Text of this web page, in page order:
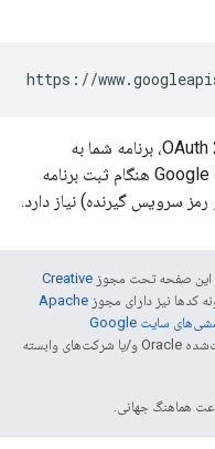
https://
برای درخواست دسترسی با استفاده از OAuth 2.0، برنامه شما به
اطلاعات محدوده و همچنین اطلاعاتی که Google هنگام ثبت برنامه
سرویس گیرنده) نیاز دارد.
این صفحه تحت مجوز Creative
کدها نیز دارای مجوز Apache
خطمشی‌های سایت Google
مراجعه کنید. جاوا علامت تجاری ثبت‌شده Oracle و/یا شرکت‌های وابسته